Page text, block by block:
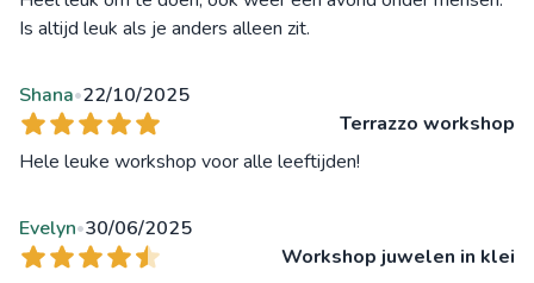
Is altijd leuk als je anders alleen zit.
Shana•22/10/2025
Terrazzo workshop
Hele leuke workshop voor alle leeftijden!
Evelyn•30/06/2025
Workshop juwelen in klei